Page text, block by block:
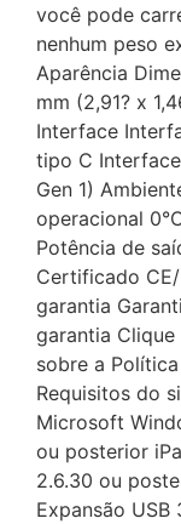
você pode
nenhum peso
Aparência
mm (2,91? x
Interface
tipo C
Gen 1)
operacional
Potência de
Certificado CE/
garantia
garantia
sobre a
Requisitos do
Microsoft
ou posterior
2.6.30 ou
Expansão USB